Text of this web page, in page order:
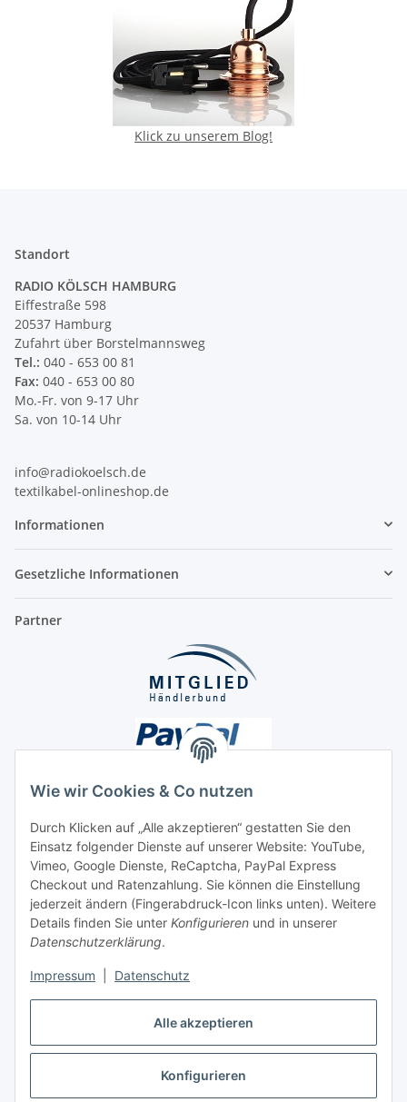
Alle akzeptieren
Konfigurieren
Wie wir Cookies & Co nutzen
Durch Klicken auf „Alle akzeptieren“ gestatten Sie den
Einsatz folgender Dienste auf unserer Website: YouTube,
Vimeo, Google Dienste, ReCaptcha, PayPal Express
Checkout und Ratenzahlung. Sie können die Einstellung
jederzeit ändern (Fingerabdruck-Icon links unten). Weitere
Details finden Sie unter Konfigurieren und in unserer
Datenschutzerklärung.
Impressum Datenschutz
Klick zu unserem Blog!
Standort
RADIO KÖLSCH HAMBURG
Eiffestraße 598
20537 Hamburg
Zufahrt über Borstelmannsweg
Tel.: 040 - 653 00 81
Fax: 040 - 653 00 80
Mo.-Fr. von 9-17 Uhr
Sa. von 10-14 Uhr
info@radiokoelsch.de
textilkabel-onlineshop.de
Informationen
Gesetzliche Informationen
Partner
Unsere Seiten
Social Media
Vertrag widerrufen
* Alle Preise inkl. gesetzlicher USt., ** siehe Lieferbedingungen, zzgl.
Versand